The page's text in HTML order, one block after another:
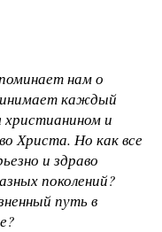
нам о
каждый
христианином и
Христа. Но как все
и здраво
поколений?
путь в